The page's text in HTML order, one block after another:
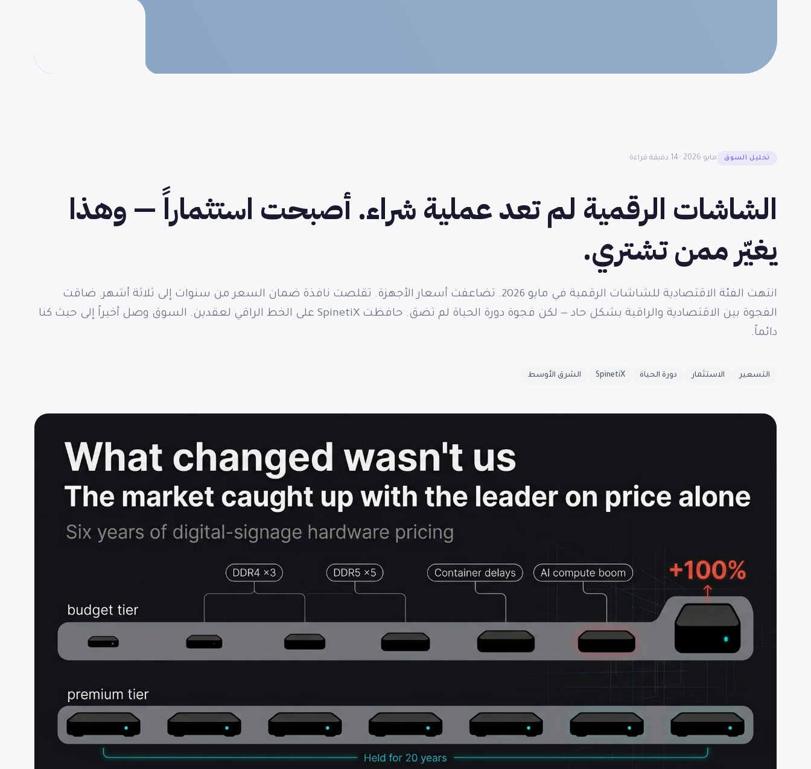
تحليل السوق مايو 2026 · 14 دقيقة قراءة
الشاشات الرقمية لم تعد عملية شراء. أصبحت استثماراً — وهذا
يغيّر ممن تشتري.
انتهت الفئة الاقتصادية للشاشات الرقمية في مايو 2026. تضاعفت أسعار الأجهزة. تقلصت نافذة ضمان السعر من سنوات إلى ثلاثة أشهر. ضاقت
الفجوة بين الاقتصادية والراقية بشكل حاد — لكن فجوة دورة الحياة لم تضق. حافظت SpinetiX على الخط الراقي لعقدين. السوق وصل أخيراً إلى حيث كنا
دائماً.
التسعير الاستثمار دورة الحياة SpinetiX الشرق الأوسط